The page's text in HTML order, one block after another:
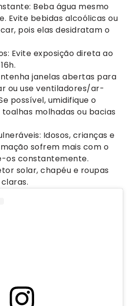
Beba água mesmo
Evite bebidas alcoólicas ou
pois elas desidratam o
Evite exposição direta ao
janelas abertas para
ou use ventiladores/ar-
possível, umidifique o
molhadas ou bacias
Idosos, crianças e
sofrem mais com o
os constantemente.
solar, chapéu e roupas